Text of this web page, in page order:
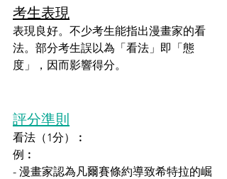
考生表現
表現良好。不少考生能指出漫畫家的看
法。部分考生誤以為「看法」即「態
度」，因而影響得分。
評分準則
看法 （1分）
︰
例︰
- 漫畫家認為凡爾賽條約導致希特拉的崛